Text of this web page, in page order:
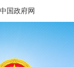
中国政府网